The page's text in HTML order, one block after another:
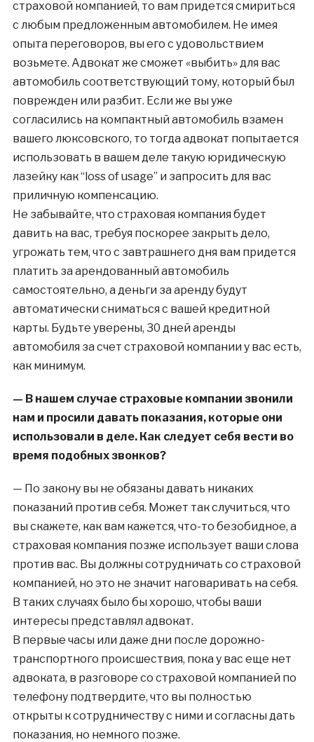
страховой компанией, то вам придется смириться
с любым предложенным автомобилем. Не имея
опыта переговоров, вы его с удовольствием
возьмете. Адвокат же сможет «выбить» для вас
автомобиль соответствующий тому, который был
поврежден или разбит. Если же вы уже
согласились на компактный автомобиль взамен
вашего люксовского, то тогда адвокат попытается
использовать в вашем деле такую юридическую
лазейку как “loss of usage” и запросить для вас
приличную компенсацию.
Не забывайте, что страховая компания будет
давить на вас, требуя поскорее закрыть дело,
угрожать тем, что с завтрашнего дня вам придется
платить за арендованный автомобиль
самостоятельно, а деньги за аренду будут
автоматически сниматься с вашей кредитной
карты. Будьте уверены, 30 дней аренды
автомобиля за счет страховой компании у вас есть,
как минимум.
— В нашем случае страховые компании звонили
нам и просили давать показания, которые они
использовали в деле. Как следует себя вести во
время подобных звонков?
— По закону вы не обязаны давать никаких
показаний против себя. Может так случиться, что
вы скажете, как вам кажется, что-то безобидное, а
страховая компания позже использует ваши слова
против вас. Вы должны сотрудничать со страховой
компанией, но это не значит наговаривать на себя.
В таких случаях было бы хорошо, чтобы ваши
интересы представлял адвокат.
В первые часы или даже дни после дорожно-
транспортного происшествия, пока у вас еще нет
адвоката, в разговоре со страховой компанией по
телефону подтвердите, что вы полностью
открыты к сотрудничеству с ними и согласны дать
показания, но немного позже.